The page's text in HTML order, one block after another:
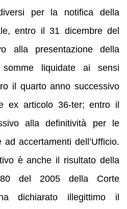
per la notifica della
entro il 31 dicembre del
alla presentazione della
liquidate ai sensi
il quarto anno successivo
ex articolo 36-ter; entro il
alla definitività per le
accertamenti dell’Ufficio.
è anche il risultato della
del 2005 della Corte
dichiarato illegittimo il